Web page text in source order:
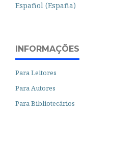
Español (España)
INFORMAÇÕES
Para Leitores
Para Autores
Para Bibliotecários